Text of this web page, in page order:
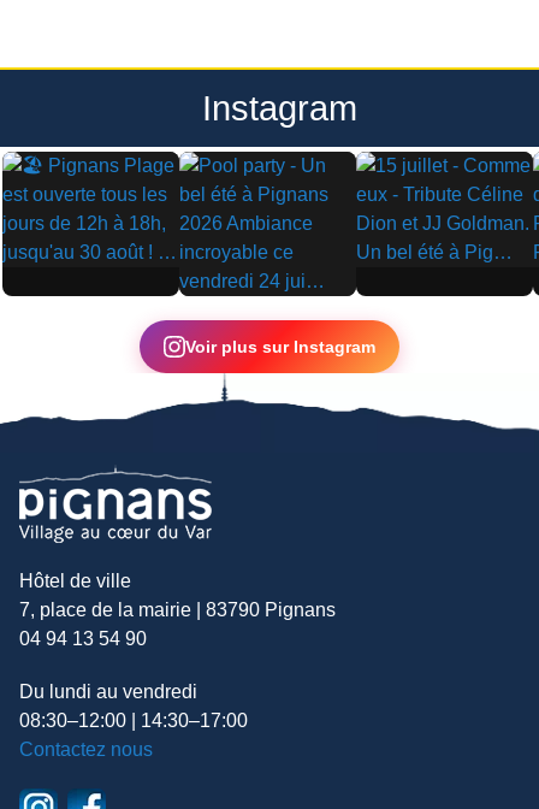
Instagram
▶
▶
▶
Voir plus sur Instagram
Hôtel de ville
7, place de la mairie | 83790 Pignans
04 94 13 54 90
Du lundi au vendredi
08:30–12:00 | 14:30–17:00
Contactez nous